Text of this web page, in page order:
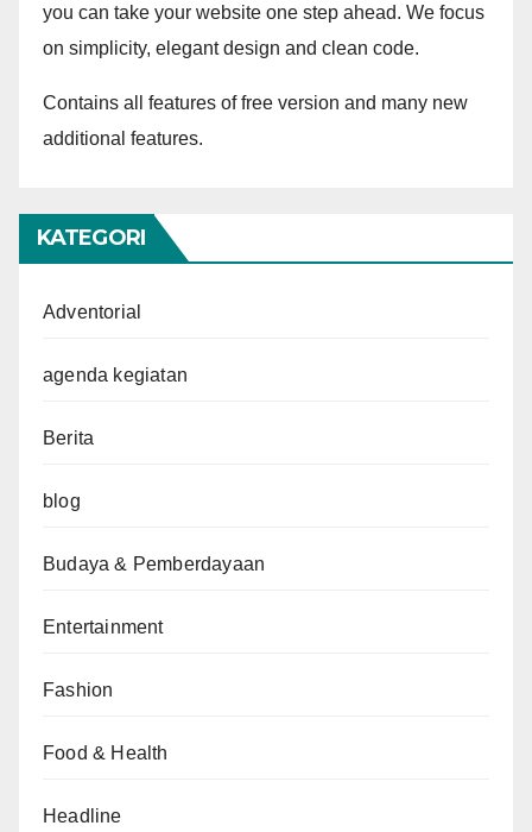
you can take your website one step ahead. We focus
on simplicity, elegant design and clean code.
Contains all features of free version and many new
additional features.
KATEGORI
Adventorial
agenda kegiatan
Berita
blog
Budaya & Pemberdayaan
Entertainment
Fashion
Food & Health
Headline